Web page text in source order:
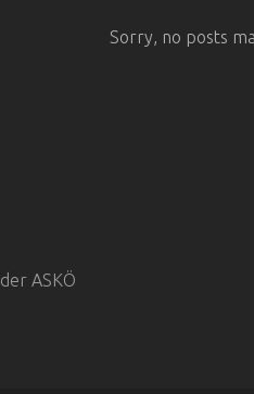
Sorry, no posts
ASKÖ